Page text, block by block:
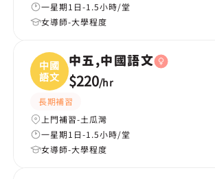
一星期1日-1.5小時/堂
女導師-大學程度
中國
語文
中五,中國語文
$220/hr
長期補習
上門補習-土瓜灣
一星期1日-1.5小時/堂
女導師-大學程度